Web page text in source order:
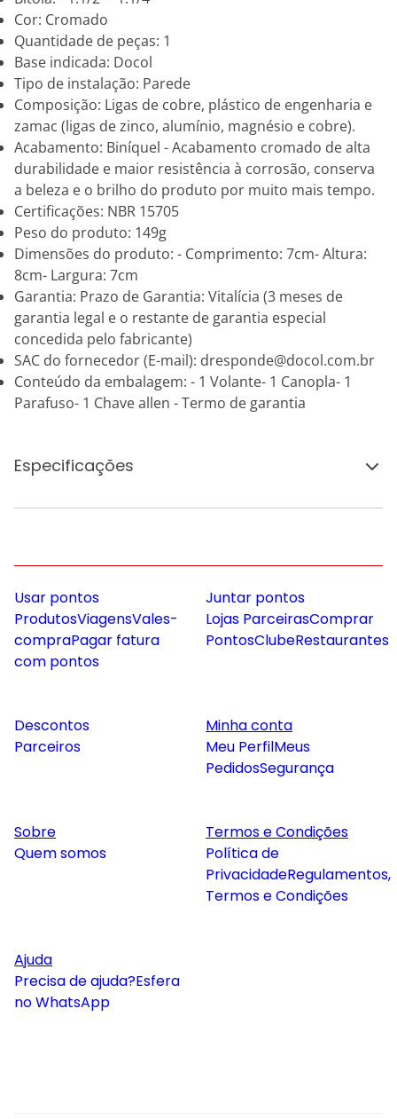
Cor: Cromado
Quantidade de peças: 1
Base indicada: Docol
Tipo de instalação: Parede
Composição: Ligas de cobre, plástico de engenharia e
zamac (ligas de zinco, alumínio, magnésio e cobre).
Acabamento: Biníquel - Acabamento cromado de alta
durabilidade e maior resistência à corrosão, conserva
a beleza e o brilho do produto por muito mais tempo.
Certificações: NBR 15705
Peso do produto: 149g
Dimensões do produto: - Comprimento: 7cm- Altura:
8cm- Largura: 7cm
Garantia: Prazo de Garantia: Vitalícia (3 meses de
garantia legal e o restante de garantia especial
concedida pelo fabricante)
SAC do fornecedor (E-mail): dresponde@docol.com.br
Conteúdo da embalagem: - 1 Volante- 1 Canopla- 1
Parafuso- 1 Chave allen - Termo de garantia
Especificações
Usar pontos
ProdutosViagensVales-
compraPagar fatura
com pontos
Juntar pontos
Lojas ParceirasComprar
PontosClubeRestaurantes
Descontos
Parceiros
Minha conta
Meu PerfilMeus
PedidosSegurança
Sobre
Quem somos
Termos e Condições
Política de
PrivacidadeRegulamentos,
Termos e Condições
Ajuda
Precisa de ajuda?Esfera
no WhatsApp